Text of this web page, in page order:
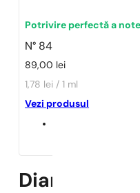
Potrivire perfectă a
N° 84
89,00 lei
1,78 lei / 1 ml
Vezi produsul
Diamonds